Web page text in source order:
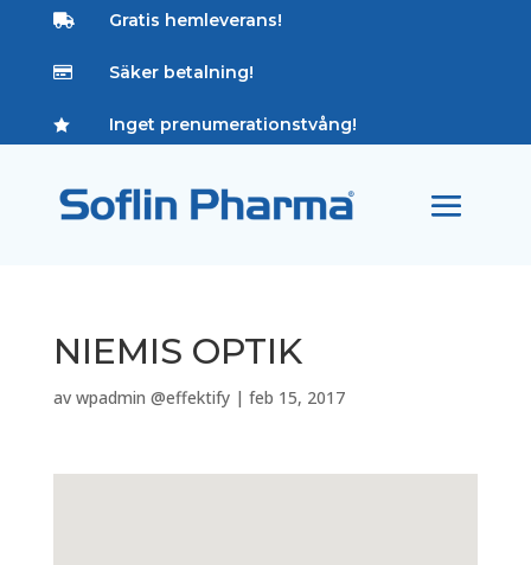
 Gratis hemleverans!
 Säker betalning!
 Inget prenumerationstvång!
NIEMIS OPTIK
av wpadmin @effektify| feb 15, 2017